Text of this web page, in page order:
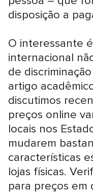
disposição a
O interessante
internacional
de
artigo
discutimos
preços online
locais nos
mudarem
características
lojas físicas.
para preços em